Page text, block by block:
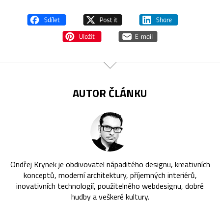
AUTOR ČLÁNKU
Ondřej Krynek je obdivovatel nápaditého designu, kreativních
konceptů, moderní architektury, příjemných interiérů,
inovativních technologií, použitelného webdesignu, dobré
hudby a veškeré kultury.